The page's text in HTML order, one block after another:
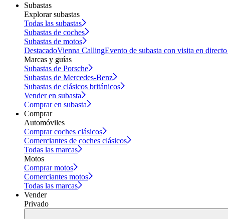
Subastas
Explorar subastas
Todas las subastas
Subastas de coches
Subastas de motos
DestacadoVienna CallingEvento de subasta con visita en
Marcas y guías
Subastas de Porsche
Subastas de Mercedes-Benz
Subastas de clásicos británicos
Vender en subasta
Comprar en subasta
Comprar
Automóviles
Comprar coches clásicos
Comerciantes de coches clásicos
Todas las marcas
Motos
Comprar motos
Comerciantes motos
Todas las marcas
Vender
Privado